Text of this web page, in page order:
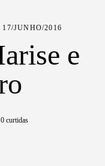
17/JUNHO/2016
e
0curtidas